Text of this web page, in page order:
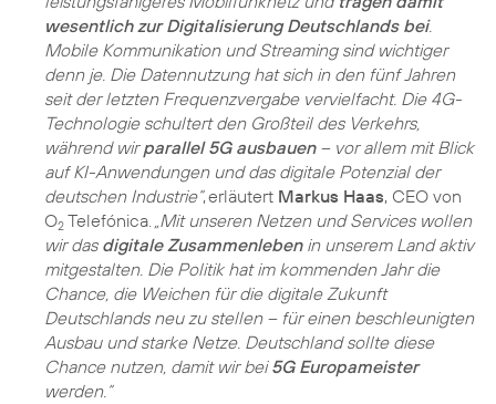
wesentlich zur Digitalisierung Deutschlands bei.
Mobile Kommunikation und Streaming sind wichtiger
denn je. Die Datennutzung hat sich in den fünf Jahren
seit der letzten Frequenzvergabe vervielfacht. Die 4G-
Technologie schultert den Großteil des Verkehrs,
während wirparallel 5G ausbauen– vor allem mit Blick
auf KI-Anwendungen und das digitale Potenzial der
deutschen Industrie“, erläutert Markus Haas, CEO von
O2 Telefónica.„Mit unseren Netzen und Services wollen
wir das digitale Zusammenlebenin unserem Land aktiv
mitgestalten. Die Politik hat im kommenden Jahr die
Chance, die Weichen für die digitale Zukunft
Deutschlands neu zu stellen – für einen beschleunigten
Ausbau und starke Netze. Deutschland sollte diese
Chance nutzen, damit wir bei5G Europameister
werden.“